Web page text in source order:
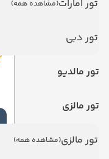
تور امارات(مشاهده همه)
تور دبی
تور مالدیو
تور مالزی
تور مالزی(مشاهده همه)